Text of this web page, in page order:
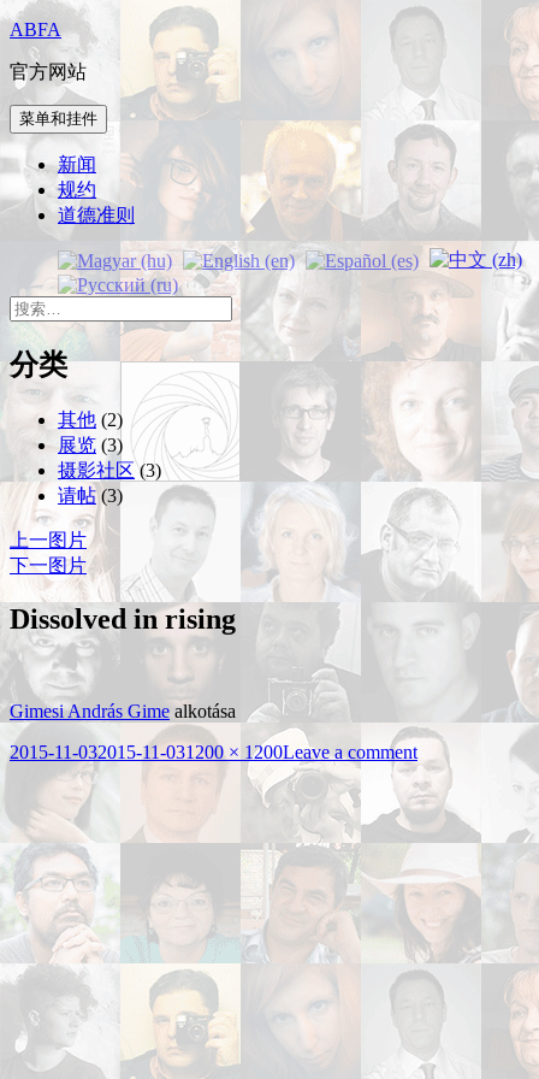
跳
内
容
ABFA
官方网站
菜单和挂件
新闻
规约
道德准则
搜
索：
分类
其他 (2)
展览 (3)
摄影社区(3)
请帖(3)
上一图片
下一图片
Dissolved in rising
Gimesi András Gime alkotása
发
2015-11-032015-11-03原
1200 × 1200Leave a comment